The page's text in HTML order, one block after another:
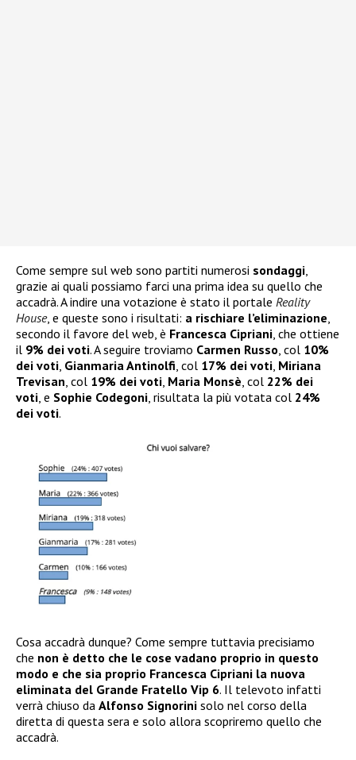
Come sempre sul web sono partiti numerosi sondaggi,
grazie ai quali possiamo farci una prima idea su quello che
accadrà. A indire una votazione è stato il portale Reality
House, e queste sono i risultati: a rischiare l’eliminazione,
secondo il favore del web, è Francesca Cipriani, che ottiene
il 9% dei voti. A seguire troviamo Carmen Russo, col 10%
dei voti, Gianmaria Antinolfi, col 17% dei voti, Miriana
Trevisan, col 19% dei voti, Maria Monsè, col 22% dei
voti, e Sophie Codegoni, risultata la più votata col 24%
dei voti.
Cosa accadrà dunque? Come sempre tuttavia precisiamo
che non è detto che le cose vadano proprio in questo
modo e che sia proprio Francesca Cipriani la nuova
eliminata del Grande Fratello Vip 6. Il televoto infatti
verrà chiuso da Alfonso Signorini solo nel corso della
diretta di questa sera e solo allora scopriremo quello che
accadrà.